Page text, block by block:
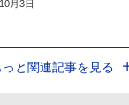
月3日
っと関連記事を見る